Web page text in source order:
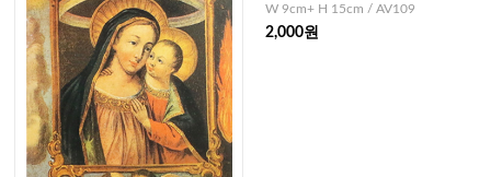
W 9cm+ H 15cm / AV109
2,000원